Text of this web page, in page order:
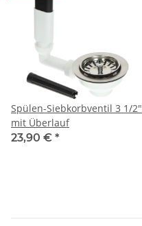
Spülen-Siebkorbventil 3 1/2"
mit Überlauf
23,90 € *